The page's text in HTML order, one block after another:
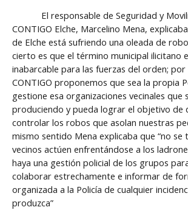
El responsable de Seguridad y
CONTIGO Elche, Marcelino Mena,
de Elche está sufriendo una oleada de
cierto es que el término municipal ilicitano
inabarcable para las fuerzas del orden; por
CONTIGO proponemos que sea la propia
gestione esa organizaciones vecinales que
produciendo y pueda lograr el objetivo de
controlar los robos que asolan nuestras
mismo sentido Mena explicaba que “no se
vecinos actúen enfrentándose a los
haya una gestión policial de los grupos
colaborar estrechamente e informar de
organizada a la Policía de cualquier
produzca”